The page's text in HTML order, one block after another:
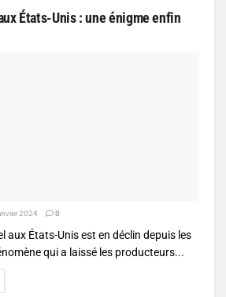
États-Unis : une énigme enfin
2024 0
aux États-Unis est en déclin depuis les
qui a laissé les producteurs...